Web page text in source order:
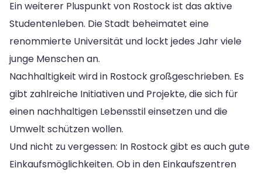
Ein weiterer Pluspunkt von Rostock ist das aktive
Studentenleben. Die Stadt beheimatet eine
renommierte Universität und lockt jedes Jahr viele
junge Menschen an.
Nachhaltigkeit wird in Rostock großgeschrieben. Es
gibt zahlreiche Initiativen und Projekte, die sich für
einen nachhaltigen Lebensstil einsetzen und die
Umwelt schützen wollen.
Und nicht zu vergessen: In Rostock gibt es auch gute
Einkaufsmöglichkeiten. Ob in den Einkaufszentren